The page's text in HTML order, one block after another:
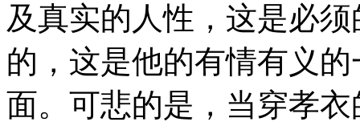
及真实的人性，这是必
的，这是他的有情有义
面。可悲的是，当穿孝